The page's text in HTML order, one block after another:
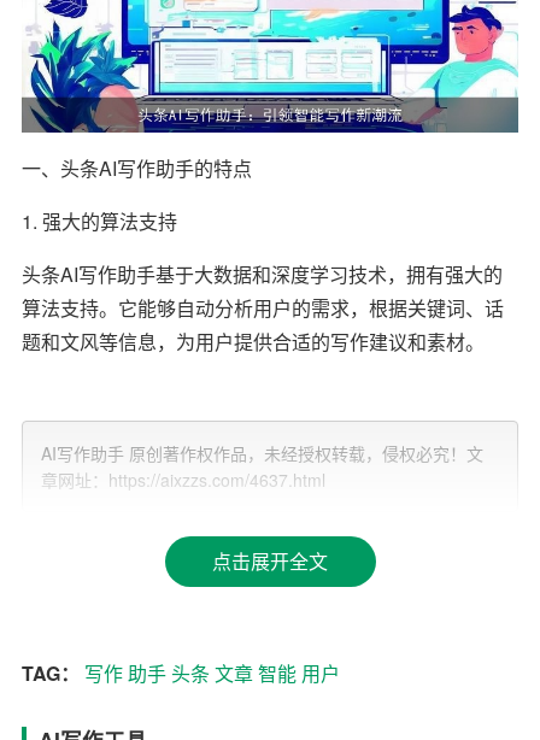
一、头条AI写作助手的特点
1. 强大的算法支持
头条AI写作助手基于大数据和深度学习技术，拥有强大的
算法支持。它能够自动分析用户的需求，根据关键词、话
题和文风等信息，为用户提供合适的写作建议和素材。
头条AI写作助手拥有海量的写作素材库，包括名言警句、
热门话题、经典案例等。用户可以随时调用这些素材，为
议，助手会立即给出回答，帮助用户解决写作难题。
AI写作助手 原创著作权作品，未经授权转载，侵权必究！文
章网址：https://aixzzs.com/4637.html
点击展开全文
TAG： 写作助手 头条 文章智能 用户